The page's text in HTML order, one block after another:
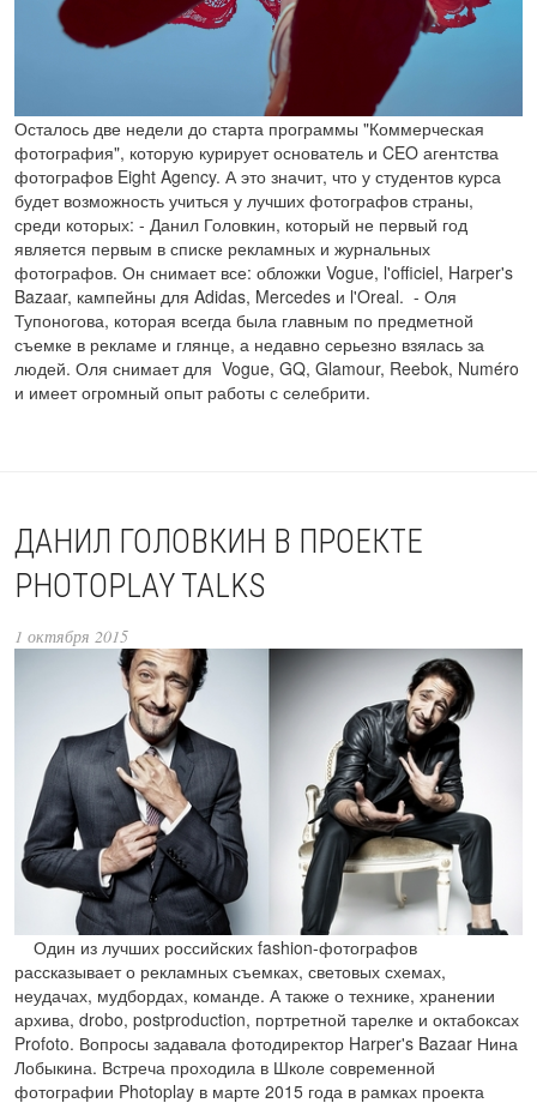
Осталось две недели до старта программы "Коммерческая
фотография", которую курирует основатель и CEO агентства
фотографов Eight Agency. А это значит, что у студентов курса
будет возможность учиться у лучших фотографов страны,
среди которых: - Данил Головкин, который не первый год
является первым в списке рекламных и журнальных
фотографов. Он снимает все: обложки Vogue, l'officiel, Harper's
Bazaar, кампейны для Adidas, Mercedes и l'Oreal. - Оля
Тупоногова, которая всегда была главным по предметной
съемке в рекламе и глянце, а недавно серьезно взялась за
людей. Оля снимает для Vogue, GQ, Glamour, Reebok, Numéro
и имеет огромный опыт работы с селебрити.
ДАНИЛ ГОЛОВКИН В ПРОЕКТЕ
PHOTOPLAY TALKS
1 октября 2015
Один из лучших российских fashion-фотографов
рассказывает о рекламных съемках, световых схемах,
неудачах, мудбордах, команде. А также о технике, хранении
архива, drobo, postproduction, портретной тарелке и октабоксах
Profoto. Вопросы задавала фотодиректор Harper's Bazaar Нина
Лобыкина. Встреча проходила в Школе современной
фотографии Photoplay в марте 2015 года в рамках проекта